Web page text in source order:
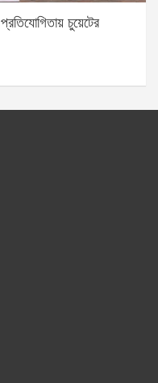
চুয়েটের